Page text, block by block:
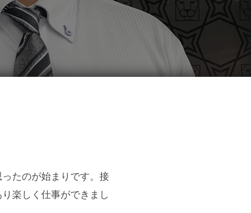
たのが始まりです。接
楽しく仕事ができまし